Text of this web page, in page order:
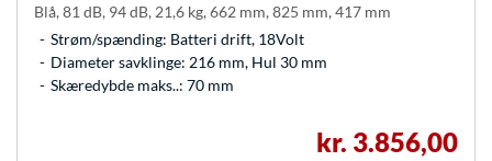
Blå, 81 dB, 94 dB, 21,6 kg, 662 mm, 825 mm, 417 mm
Strøm/spænding: Batteri drift, 18Volt
Diameter savklinge: 216 mm, Hul 30 mm
Skæredybde maks..: 70 mm
kr. 3.856,00